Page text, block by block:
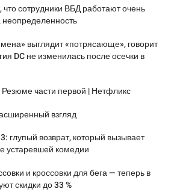
что сотрудники ВБД работают очень
выглядит «потрясающе», говорит
DC не изменилась после осечки в
Резюме части первой | Нетфликс
взгляд
глупый возврат, который вызывает
устаревшей комедии
и кроссовки для бега — теперь в
скидки до 33 %